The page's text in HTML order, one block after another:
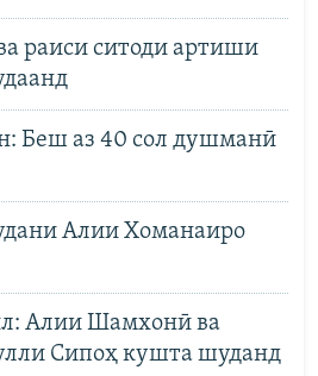
раиси ситоди артиши
Беш аз 40 сол душманӣ
Алии Хоманаиро
Алии Шамхонӣ ва
Сипоҳ кушта шуданд